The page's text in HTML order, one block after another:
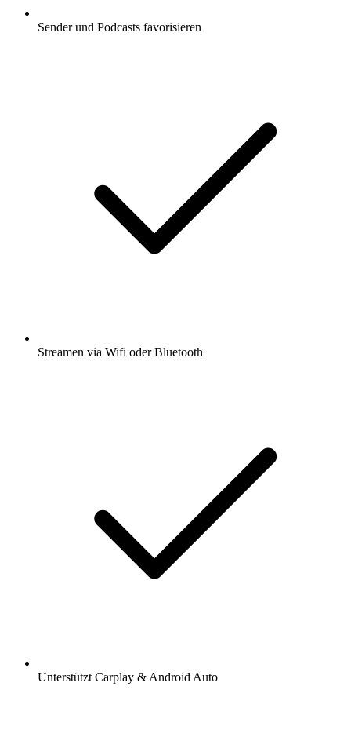
Sender und Podcasts favorisieren
Streamen via Wifi oder Bluetooth
Unterstützt Carplay & Android Auto